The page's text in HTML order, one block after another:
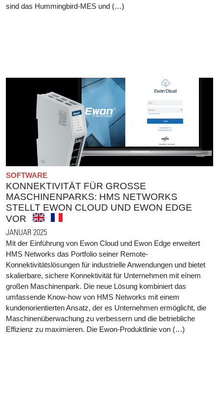
sind das Hummingbird-MES und (…)
SOFTWARE
KONNEKTIVITÄT FÜR GROSSE M
ASCHINENPARKS: HMS NETWORKS S
TELLT EWON CLOUD UND EWON EDGE V
OR
JANUAR 2025
Mit der Einführung von Ewon Cloud und Ewon Edge erweitert
HMS Networks das Portfolio seiner Remote-
Konnektivitätslösungen für industrielle Anwendungen und bietet
skalierbare, sichere Konnektivität für Unternehmen mit eínem
großen Maschinenpark. Die neue Lösung kombiniert das
umfassende Know-how von HMS Networks mit einem
kundenorientierten Ansatz, der es Unternehmen ermöglicht, die
Maschinenüberwachung zu verbessern und die betriebliche
Effizienz zu maximieren. Die Ewon-Produktlinie von (…)